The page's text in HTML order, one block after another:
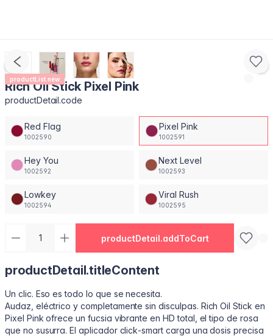
productList.new
Rich Oil Stick Pixel Pink
productDetail.code
Red Flag
1002590
Pixel Pink
1002591
Hey You
1002592
Next Level
1002593
Lowkey
1002594
Viral Rush
1002595
productDetail.addToCart
productDetail.titleContent
Un clic. Eso es todo lo que se necesita.
Audaz, eléctrico y completamente sin disculpas. Rich Oil Stick en
Pixel Pink ofrece un fucsia vibrante en HD total, el tipo de rosa
que no susurra. El aplicador click‑smart carga una dosis precisa